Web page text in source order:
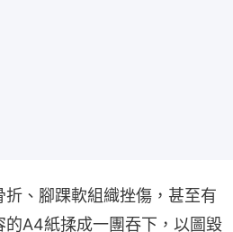
、腳踝軟組織挫傷，甚至有
的A4紙揉成一團吞下，以圖毀